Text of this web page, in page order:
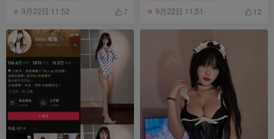
9月22日 11:52 7 9月22日 11:51 12